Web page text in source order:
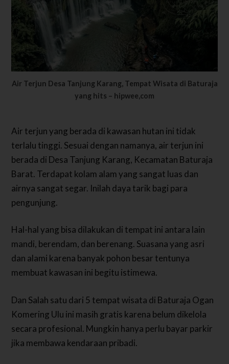
Air Terjun Desa Tanjung Karang, Tempat Wisata di Baturaja
yang hits – hipwee,com
Air terjun yang berada di kawasan hutan ini tidak
terlalu tinggi. Sesuai dengan namanya, air terjun ini
berada di Desa Tanjung Karang, Kecamatan Baturaja
Barat. Terdapat kolam alam yang sangat luas dan
airnya sangat segar. Inilah daya tarik bagi para
pengunjung.
Hal-hal yang bisa dilakukan di tempat ini antara lain
mandi, berendam, dan berenang. Suasana yang asri
dan alami karena banyak pohon besar tentunya
membuat kawasan ini begitu istimewa.
Dan Salah satu dari 5 tempat wisata di Baturaja Ogan
Komering Ulu ini masih gratis karena belum dikelola
secara profesional. Mungkin hanya perlu bayar parkir
jika membawa kendaraan pribadi.